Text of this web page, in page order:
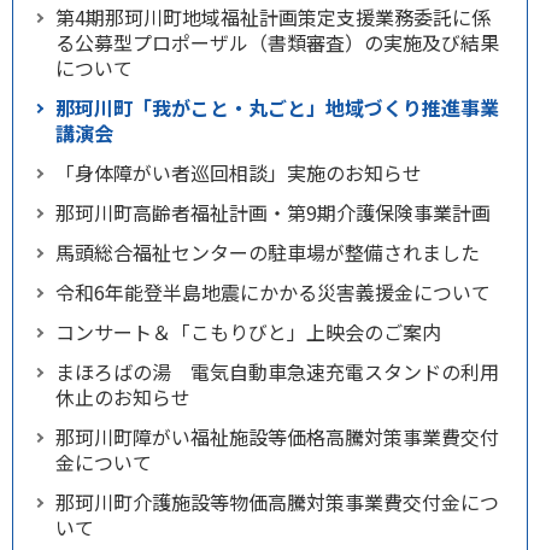
第4期那珂川町地域福祉計画策定支援業務委託に係
る公募型プロポーザル（書類審査）の実施及び結果
について
那珂川町「我がこと・丸ごと」地域づくり推進事業
講演会
「身体障がい者巡回相談」実施のお知らせ
那珂川町高齢者福祉計画・第9期介護保険事業計画
馬頭総合福祉センターの駐車場が整備されました
令和6年能登半島地震にかかる災害義援金について
コンサート＆「こもりびと」上映会のご案内
まほろばの湯 電気自動車急速充電スタンドの利用
休止のお知らせ
那珂川町障がい福祉施設等価格高騰対策事業費交付
金について
那珂川町介護施設等物価高騰対策事業費交付金につ
いて